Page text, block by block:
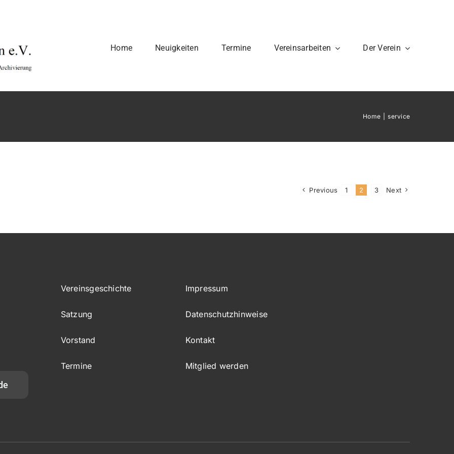
Home Neuigkeiten Termine Vereinsarbeiten Der Verein
Home service
Previous 1 2 3 Next
Vereinsgeschichte
Satzung
Vorstand
Termine
Impressum
Datenschutzhinweise
Kontakt
Mitglied werden